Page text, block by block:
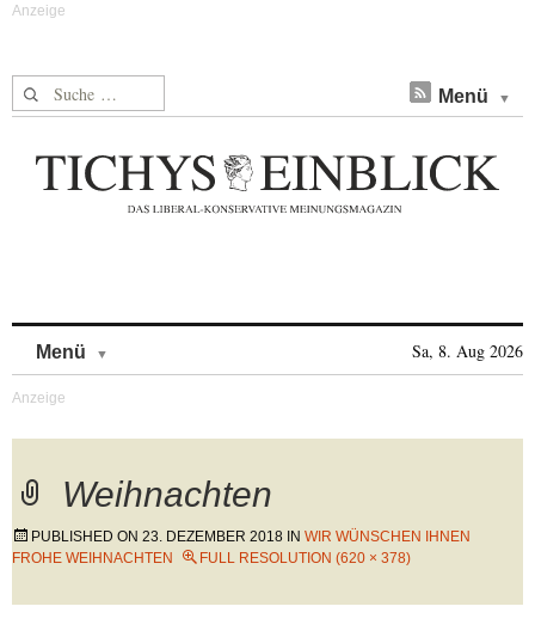
Suche nach: Menü
Menü Sa, 8. Aug 2026
Weihnachten
PUBLISHED ON 23. DEZEMBER 2018 IN WIR WÜNSCHEN IHNEN
FROHE WEIHNACHTEN
FULL RESOLUTION (620 × 378)